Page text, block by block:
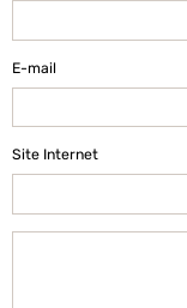
E-mail
Site Internet